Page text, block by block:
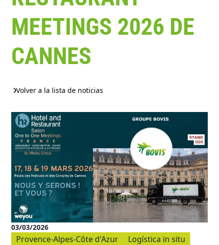
MEETINGS 2026 DE
CANNES
Volver a la lista de noticias
03/03/2026
Provence-Alpes-Côte d'Azur
Logística in situ